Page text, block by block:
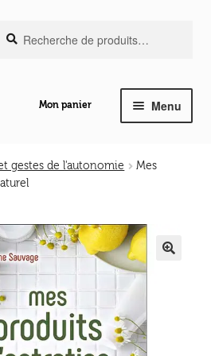
pour :
Mon panier Menu
enfant
Ouvrir
gestes de l'autonomie
Mes